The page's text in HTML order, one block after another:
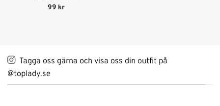
Betygsatt
99 kr
Tagga oss gärna och visa oss din outfit på
@toplady.se